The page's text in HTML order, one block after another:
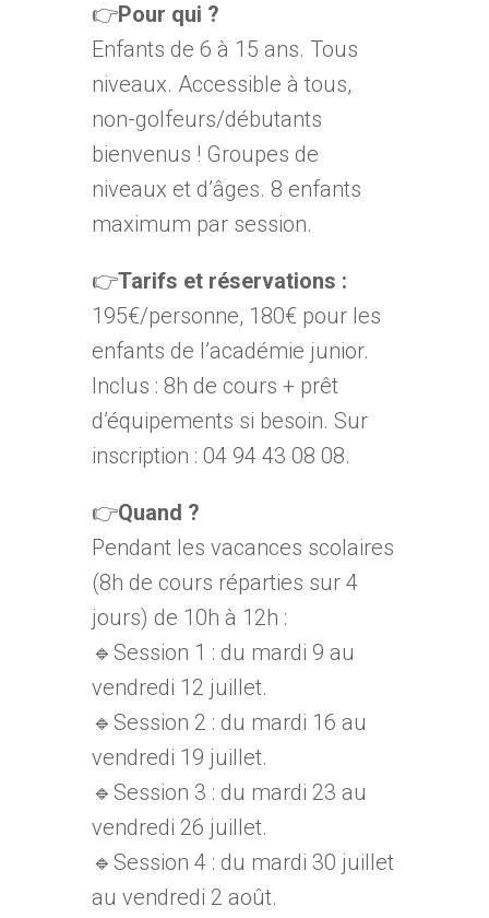
👉Pour qui ?
Enfants de 6 à 15 ans. Tous
niveaux. Accessible à tous,
non-golfeurs/débutants
bienvenus ! Groupes de
niveaux et d’âges. 8 enfants
maximum par session.
👉Tarifs et réservations :
195€/personne, 180€ pour les
enfants de l’académie junior.
Inclus : 8h de cours + prêt
d’équipements si besoin. Sur
inscription : 04 94 43 08 08.
👉Quand ?
Pendant les vacances scolaires
(8h de cours réparties sur 4
jours) de 10h à 12h :
🔹Session 1 : du mardi 9 au
vendredi 12 juillet.
🔹Session 2 : du mardi 16 au
vendredi 19 juillet.
🔹Session 3 : du mardi 23 au
vendredi 26 juillet.
🔹Session 4 : du mardi 30 juillet
au vendredi 2 août.